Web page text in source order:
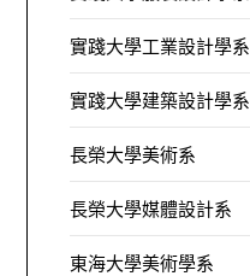
實踐大學工業設計學系
實踐大學建築設計學系
長榮大學美術系
長榮大學媒體設計系
東海大學美術學系